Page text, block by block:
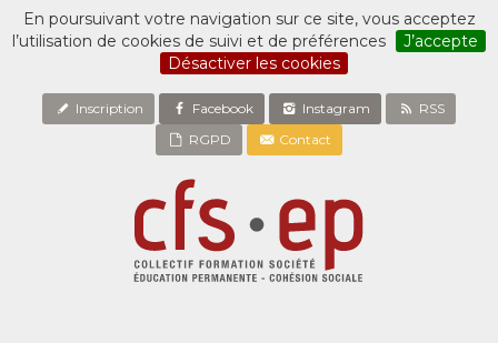
En poursuivant votre navigation sur ce site, vous acceptez
l’utilisation de cookies de suivi et de préférences
J’accepte
Désactiver les cookies
Inscription Facebook Instagram
RSS
RGPD
Contact